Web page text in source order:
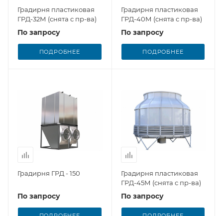
Градирня пластиковая
ГРД-32М (снята с пр-ва)
По запросу
ПОДРОБНЕЕ
Градирня пластиковая
ГРД-40М (снята с пр-ва)
По запросу
ПОДРОБНЕЕ
Градирня ГРД - 150
По запросу
Градирня пластиковая
ГРД-45М (снята с пр-ва)
По запросу